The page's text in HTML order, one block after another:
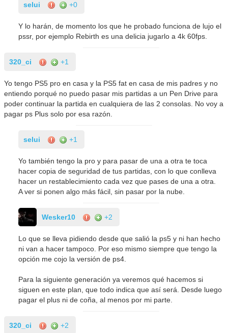
selui +0
Y lo harán, de momento los que he probado funciona de lujo el
pssr, por ejemplo Rebirth es una delicia jugarlo a 4k 60fps.
320_ci +1
Yo tengo PS5 pro en casa y la PS5 fat en casa de mis padres y no
entiendo porqué no puedo pasar mis partidas a un Pen Drive para
poder continuar la partida en cualquiera de las 2 consolas. No voy a
pagar ps Plus solo por esa razón.
selui +1
Yo también tengo la pro y para pasar de una a otra te toca
hacer copia de seguridad de tus partidas, con lo que conlleva
hacer un restablecimiento cada vez que pases de una a otra.
A ver si ponen algo más fácil, sin pasar por la nube.
Wesker10 +2
Lo que se lleva pidiendo desde que salió la ps5 y ni han hecho
ni van a hacer tampoco. Por eso mismo siempre que tengo la
opción me cojo la versión de ps4.
Para la siguiente generación ya veremos qué hacemos si
siguen en este plan, que todo indica que así será. Desde luego
pagar el plus ni de coña, al menos por mi parte.
320_ci +2